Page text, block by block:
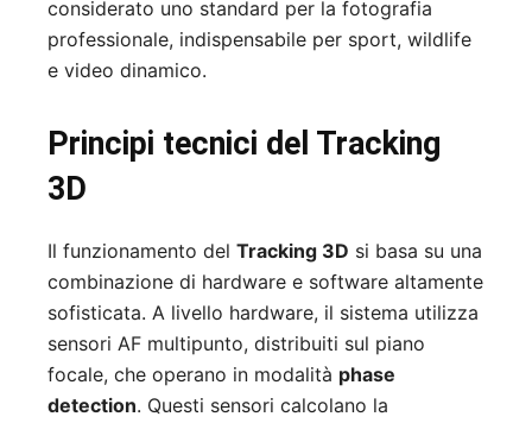
considerato uno standard per la fotografia
professionale, indispensabile per sport, wildlife
e video dinamico.
Principi tecnici del Tracking
3D
Il funzionamento del Tracking 3D si basa su una
combinazione di hardware e software altamente
sofisticata. A livello hardware, il sistema utilizza
sensori AF multipunto, distribuiti sul piano
focale, che operano in modalità phase
detection. Questi sensori calcolano la